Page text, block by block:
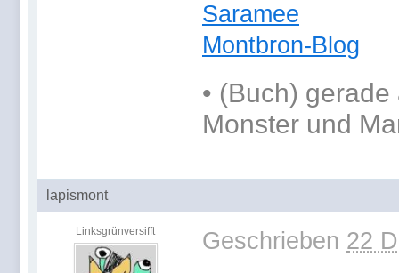
Saramee
Montbron-Blog
• (Buch) gerade
Monster und
lapismont
Linksgrünversifft Geschrieben 22